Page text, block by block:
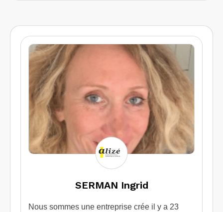
SERMAN Ingrid
Nous sommes une entreprise crée il y a 23